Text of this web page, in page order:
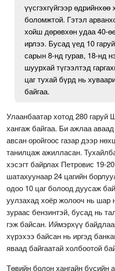
үүсгэхгүйгээр өдрийнхөө
боломжтой. Гэтэл
хойш дөрөвхөн удаа 40-
ирлээ. Бусад үед 10
сарын 8-нд гурав, 18-нд
шуурхай түгээлтэд
цаг тухай бүрд нь
байгаа.
Улаанбаатар хотод 280
хангаж байгаа. Би ажлаа
авсан оройгоос газар дээр
танилцаж ажилласан.
хэсэгт байрлах Петровис 19-
шатахуунаар 24 цагийн
одоо 10 цаг болоод дуусаж
уулзахад хоёр жолооч нь шар
зураас бензинтэй, бусад нь
гэж байсан. Иймэрхүү
хүрэхээ байсан нь иргэд
яваад байгаатай холбоотой
Төвийн болон хангайн бүсийн